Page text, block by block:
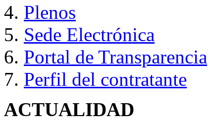
Plenos
Sede Electrónica
Portal de Transparencia
Perfil del contratante
ACTUALIDAD